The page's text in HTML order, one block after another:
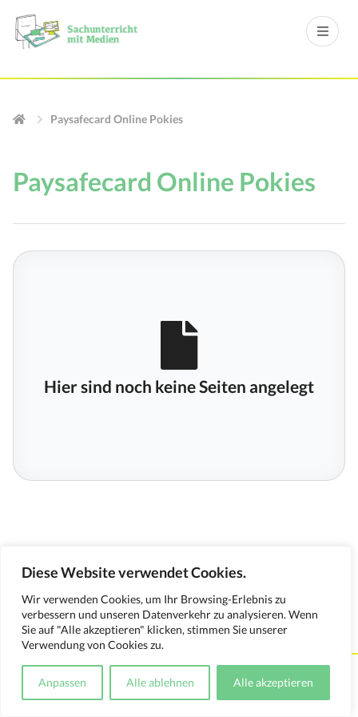
Diese Website verwendet Cookies.
Wir verwenden Cookies, um Ihr Browsing-Erlebnis zu
verbessern und unseren Datenverkehr zu analysieren. Wenn
Sie auf "Alle akzeptieren" klicken, stimmen Sie unserer
Verwendung von Cookies zu.
Anpassen Alle ablehnen Alle akzeptieren
Paysafecard Online Pokies
Paysafecard Online Pokies
Hier sind noch keine Seiten angelegt
Kontakt Impressum Datenschutzerklärung
Medienverwendungsnachweis